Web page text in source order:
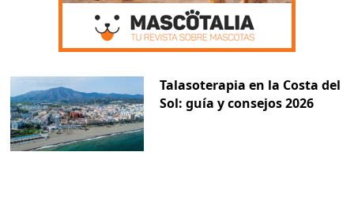
Talasoterapia en la Costa del
Sol: guía y consejos 2026